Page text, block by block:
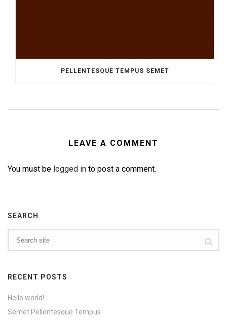
PELLENTESQUE TEMPUS SEMET
LEAVE A COMMENT
You must be logged in to post a comment.
SEARCH
RECENT POSTS
Hello world!
Semet Pellentesque Tempus